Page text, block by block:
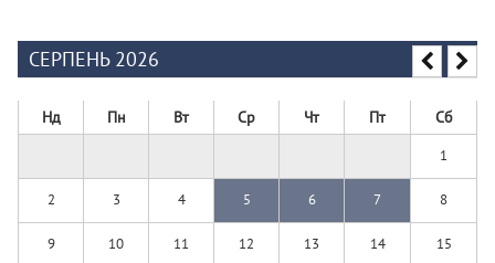
СЕРПЕНЬ 2026
Нд Пн Вт Ср Чт Пт Сб
1
2 3 4 5 6 7 8
9 10 11 12 13 14 15